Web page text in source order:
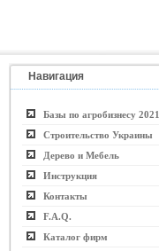
Навигация
Базы по агробизнесу 2021
Строительство Украины
Дерево и Мебель
Инструкция
Контакты
F.A.Q.
Каталог фирм